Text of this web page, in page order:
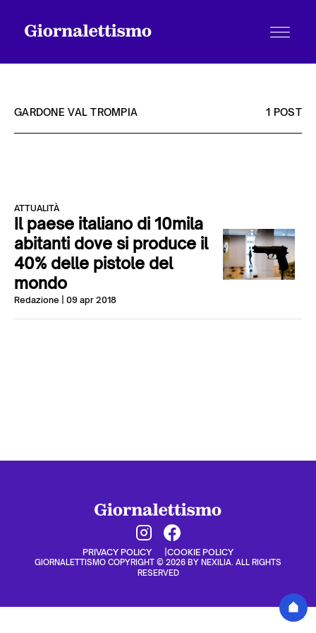
Chi siamo
Contatti
GARDONE VAL TROMPIA 1 POST
ATTUALITÀ
Il paese italiano di 10mila
abitanti dove si produce il
40% delle pistole del
mondo
Redazione | 09 apr 2018
PRIVACY POLICY COOKIE POLICY
GIORNALETTISMO COPYRIGHT © 2026 BY NEXILIA. ALL RIGHTS
RESERVED